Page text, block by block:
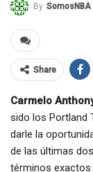
By SomosNBA
Share
Carmelo
sido los Portland
darle la
de las últimas
términos exactos